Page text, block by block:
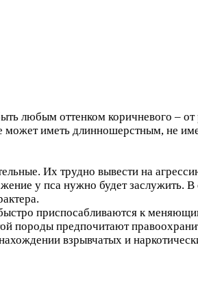
любым оттенком коричневого –
может иметь длинношерстным, не
Их трудно вывести на
у пса нужно будет заслужить. В
приспосабливаются к
породы предпочитают
взрывчатых и